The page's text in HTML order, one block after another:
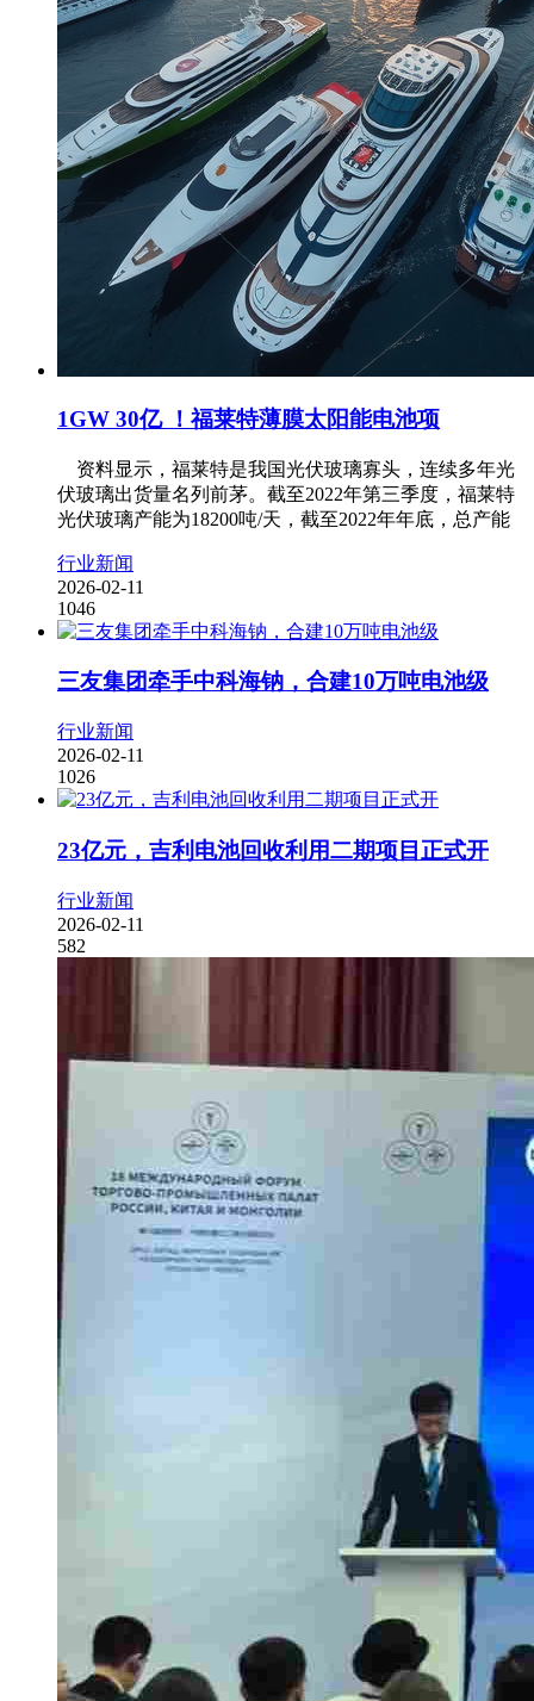
1GW 30亿 ！福莱特薄膜太阳能电池项
资料显示，福莱特是我国光伏玻璃寡头，连续多年光
伏玻璃出货量名列前茅。截至2022年第三季度，福莱特
光伏玻璃产能为18200吨/天，截至2022年年底，总产能
行业新闻
2026-02-11
1046
三友集团牵手中科海钠，合建10万吨电池级
行业新闻
2026-02-11
1026
23亿元，吉利电池回收利用二期项目正式开
行业新闻
2026-02-11
582